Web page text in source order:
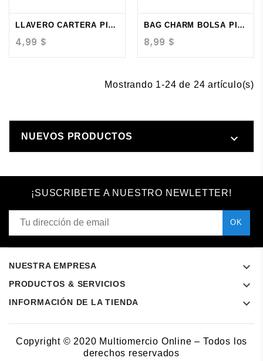
LLAVERO CARTERA PINK
4,99 $
BAG CHARM BOLSA PINK
8,99 $
Mostrando 1-24 de 24 artículo(s)
NUEVOS PRODUCTOS 
¡SUSCRIBETE A NUESTRO NEWLETTER!
NUESTRA EMPRESA 
PRODUCTOS & SERVICIOS 
INFORMACIÓN DE LA TIENDA 
Copyright © 2020 Multiomercio Online – Todos los
derechos reservados